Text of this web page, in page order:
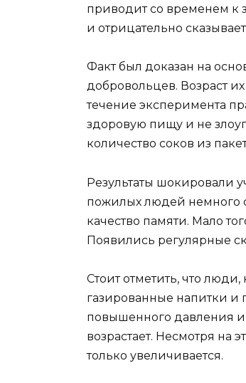
приводит со временем к
и отрицательно
Факт был доказан на
добровольцев. Возраст
течение эксперимента
здоровую пищу и не
количество соков из
Результаты шокировали
пожилых людей немного
качество памяти. Мало
Появились регулярные
Стоит отметить, что
газированные напитки и
повышенного давления и
возрастает. Несмотря на
только увеличивается.